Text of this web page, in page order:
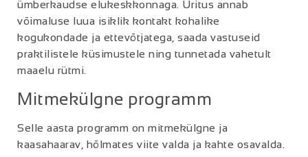
ümberkaudse elukeskkonnaga. Üritus annab
võimaluse luua isiklik kontakt kohalike
kogukondade ja ettevõtjatega, saada vastuseid
praktilistele küsimustele ning tunnetada vahetult
maaelu rütmi.
Mitmekülgne programm
Selle aasta programm on mitmekülgne ja
kaasahaarav, hõlmates viite valda ja kahte osavalda.